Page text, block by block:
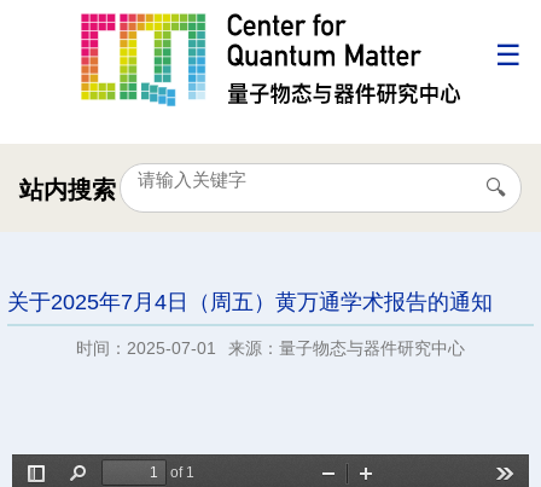
站内搜索
关于2025年7月4日（周五）黄万通学术报告的通知
时间：2025-07-01 来源：量子物态与器件研究中心